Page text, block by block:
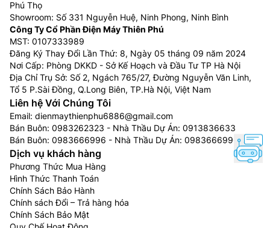
Phú Thọ
Showroom: Số 331 Nguyễn Huệ, Ninh Phong, Ninh Bình
Công Ty Cổ Phần Điện Máy Thiên Phú
MST: 0107333989
Đăng Ký Thay Đổi Lần Thứ: 8, Ngày 05 tháng 09 năm 2024
Nơi Cấp: Phòng DKKD - Sở Kế Hoạch và Đầu Tư TP Hà Nội
Địa Chỉ Trụ Sở: Số 2, Ngách 765/27, Đường Nguyễn Văn Linh,
Tổ 5 P.Sài Đồng, Q.Long Biên, TP.Hà Nội, Việt Nam
Liên hệ Với Chúng Tôi
Email: dienmaythienphu6886@gmail.com
Bán Buôn: 0983262323 - Nhà Thầu Dự Án: 0913836633
Bán Buôn: 0983666996 - Nhà Thầu Dự Án: 0983666996
Dịch vụ khách hàng
Phương Thức Mua Hàng
Hình Thức Thanh Toán
Chính Sách Bảo Hành
Chính sách Đổi – Trả hàng hóa
Chính Sách Bảo Mật